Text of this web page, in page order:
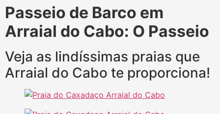
Passeio de Barco em
Arraial do Cabo: O Passeio
Veja as lindíssimas praias que
Arraial do Cabo te proporciona!